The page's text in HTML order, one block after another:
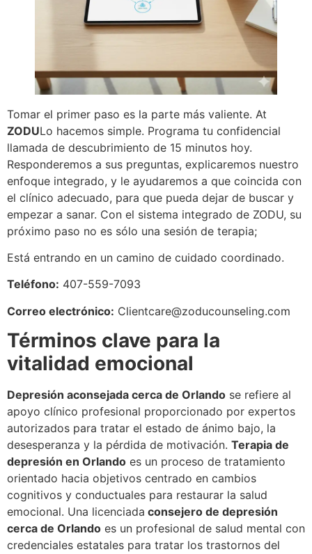
Tomar el primer paso es la parte más valiente. At
ZODULo hacemos simple. Programa tu confidencial
llamada de descubrimiento de 15 minutos hoy.
Responderemos a sus preguntas, explicaremos nuestro
enfoque integrado, y le ayudaremos a que coincida con
el clínico adecuado, para que pueda dejar de buscar y
empezar a sanar. Con el sistema integrado de ZODU, su
próximo paso no es sólo una sesión de terapia;
Está entrando en un camino de cuidado coordinado.
Teléfono: 407-559-7093
Correo electrónico: Clientcare@zoducounseling.com
Términos clave para la
vitalidad emocional
Depresión aconsejada cerca de Orlando se refiere al
apoyo clínico profesional proporcionado por expertos
autorizados para tratar el estado de ánimo bajo, la
desesperanza y la pérdida de motivación. Terapia de
depresión en Orlando es un proceso de tratamiento
orientado hacia objetivos centrado en cambios
cognitivos y conductuales para restaurar la salud
emocional. Una licenciada consejero de depresión
cerca de Orlando es un profesional de salud mental con
credenciales estatales para tratar los trastornos del